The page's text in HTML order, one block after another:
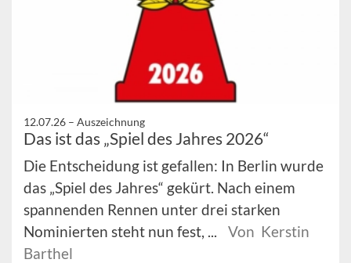
12.07.26 – Auszeichnung
Das ist das „Spiel des Jahres 2026“
Die Entscheidung ist gefallen: In Berlin wurde
das „Spiel des Jahres“ gekürt. Nach einem
spannenden Rennen unter drei starken
Nominierten steht nun fest, ...
Von Kerstin
Barthel